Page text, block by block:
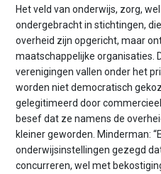
Het veld van onderwijs, zorg,
ondergebracht in stichtingen,
overheid zijn opgericht, maar
maatschappelijke organisaties.
verenigingen vallen onder het
worden niet democratisch
gelegitimeerd door
besef dat ze namens de
kleiner geworden. Minderman:
onderwijsinstellingen gezegd
concurreren, wel met